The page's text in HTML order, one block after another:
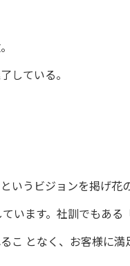
している。
いうビジョンを掲げ花
います。社訓でもある
こ となく、お客様に満